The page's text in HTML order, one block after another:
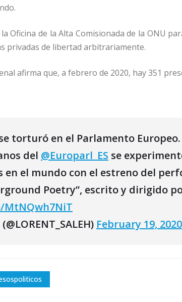
Oficina de la Alta Comisionada de la ONU
privadas de libertad arbitrariamente.
afirma que, a febrero de 2020, hay 351
torturó en el Parlamento Europeo.
del @Europarl_ES se
en el mundo con el estreno del
Poetry”, escrito y dirigido
February 19, 2020